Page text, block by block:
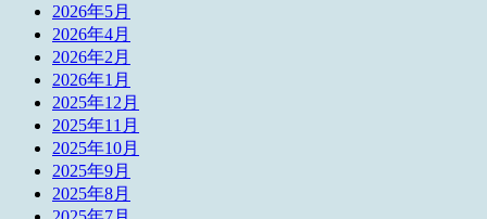
2026年5月
2026年4月
2026年2月
2026年1月
2025年12月
2025年11月
2025年10月
2025年9月
2025年8月